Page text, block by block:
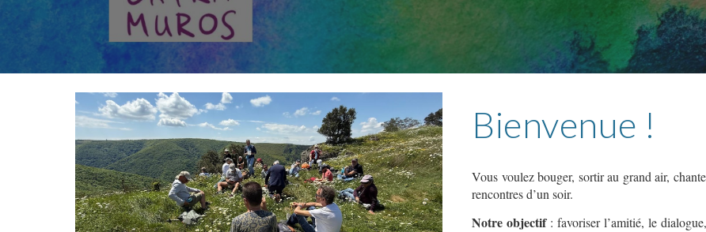
Bienvenue !
Vous voulez bouger, sortir au grand air,
rencontres d’un soir.
Notre objectif: favoriser l’amitié, le